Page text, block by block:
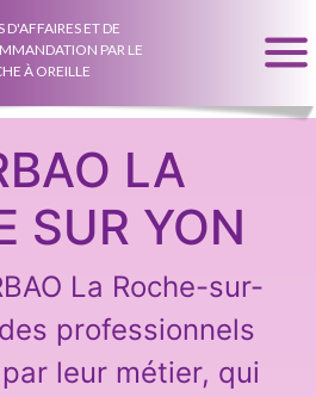
D'AFFAIRES ET DE
PAR LE
À OREILLE
LA
SUR YON
La Roche-sur-
professionnels
leur métier, qui